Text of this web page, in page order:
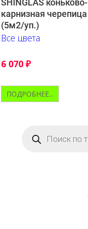
SHINGLAS коньково-
карнизная черепица
(5м2/уп.)
Все цвета
6 070 ₽
ПОДРОБНЕЕ...
товаров